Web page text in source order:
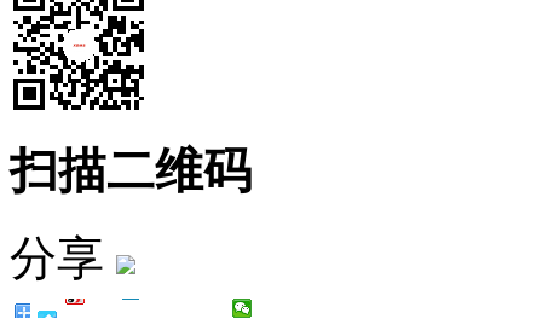
扫描二维码
分享